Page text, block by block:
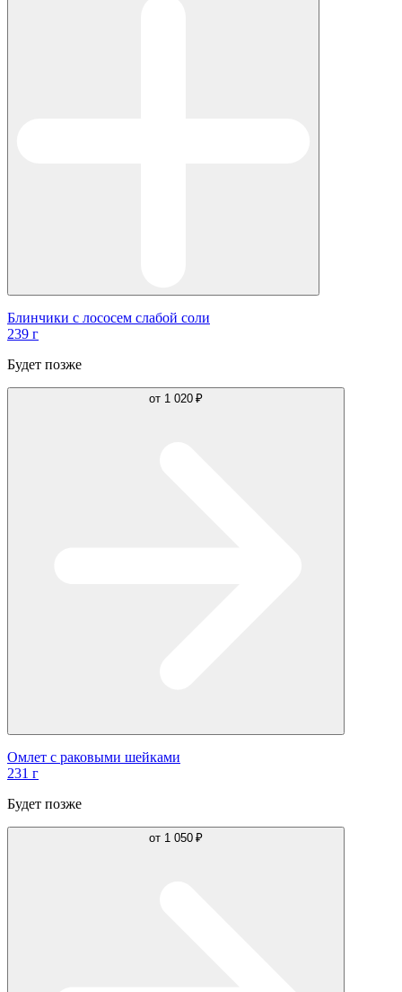
Блинчики с лососем слабой соли
239 г
Будет позже
от 1 020 ₽
Омлет с раковыми шейками
231 г
Будет позже
от 1 050 ₽